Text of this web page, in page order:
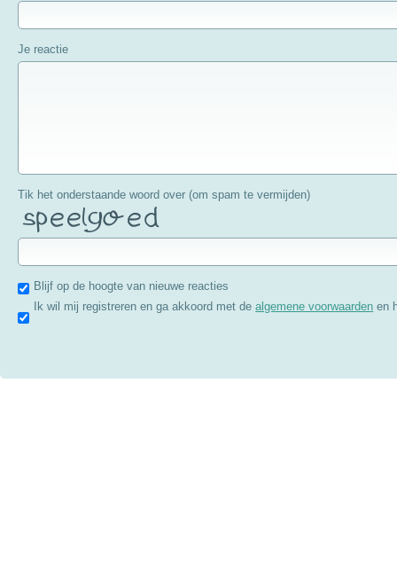
Je reactie
Tik het onderstaande woord over (om spam te vermijden)
Blijf op de hoogte van nieuwe reacties
Ik wil mij registreren en ga akkoord met dealgemene voorwaarden en